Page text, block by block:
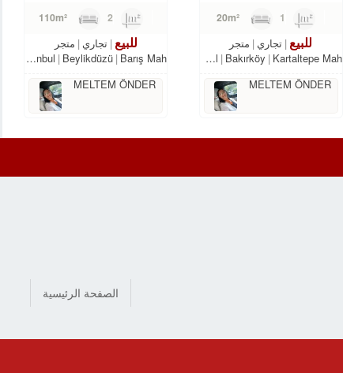
1
للبيع تجاري متجر
Istanbul
Bakırköy Kartaltepe Mah.
MELTEM ÖNDER
2
للبيع تجاري متجر
Istanbul
Beylikdüzü Barış Mah.
MELTEM ÖNDER
الصفحة الرئيسية